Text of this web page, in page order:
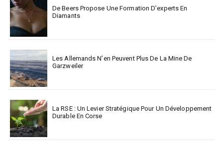
De Beers Propose Une Formation D’experts En
Diamants
Les Allemands N’en Peuvent Plus De La Mine De
Garzweiler
La RSE : Un Levier Stratégique Pour Un Développement
Durable En Corse